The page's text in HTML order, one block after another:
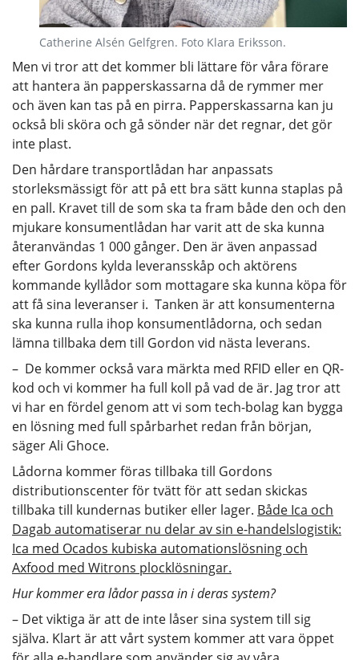
Catherine Alsén Gelfgren. Foto Klara Eriksson.
Men vi tror att det kommer bli lättare för våra förare
att hantera än papperskassarna då de rymmer mer
och även kan tas på en pirra. Papperskassarna kan ju
också bli sköra och gå sönder när det regnar, det gör
inte plast.
Den hårdare transportlådan har anpassats
storleksmässigt för att på ett bra sätt kunna staplas på
en pall. Kravet till de som ska ta fram både den och den
mjukare konsumentlådan har varit att de ska kunna
återanvändas 1 000 gånger. Den är även anpassad
efter Gordons kylda leveransskåp och aktörens
kommande kyllådor som mottagare ska kunna köpa för
att få sina leveranser i. Tanken är att konsumenterna
ska kunna rulla ihop konsumentlådorna, och sedan
lämna tillbaka dem till Gordon vid nästa leverans.
– De kommer också vara märkta med RFID eller en QR-
kod och vi kommer ha full koll på vad de är. Jag tror att
vi har en fördel genom att vi som tech-bolag kan bygga
en lösning med full spårbarhet redan från början,
säger Ali Ghoce.
Lådorna kommer föras tillbaka till Gordons
distributionscenter för tvätt för att sedan skickas
tillbaka till kundernas butiker eller lager. Både Ica och
Dagab automatiserar nu delar av sin e-handelslogistik:
Ica med Ocados kubiska automationslösning och
Axfood med Witrons plocklösningar.
Hur kommer era lådor passa in i deras system?
– Det viktiga är att de inte låser sina system till sig
själva. Klart är att vårt system kommer att vara öppet